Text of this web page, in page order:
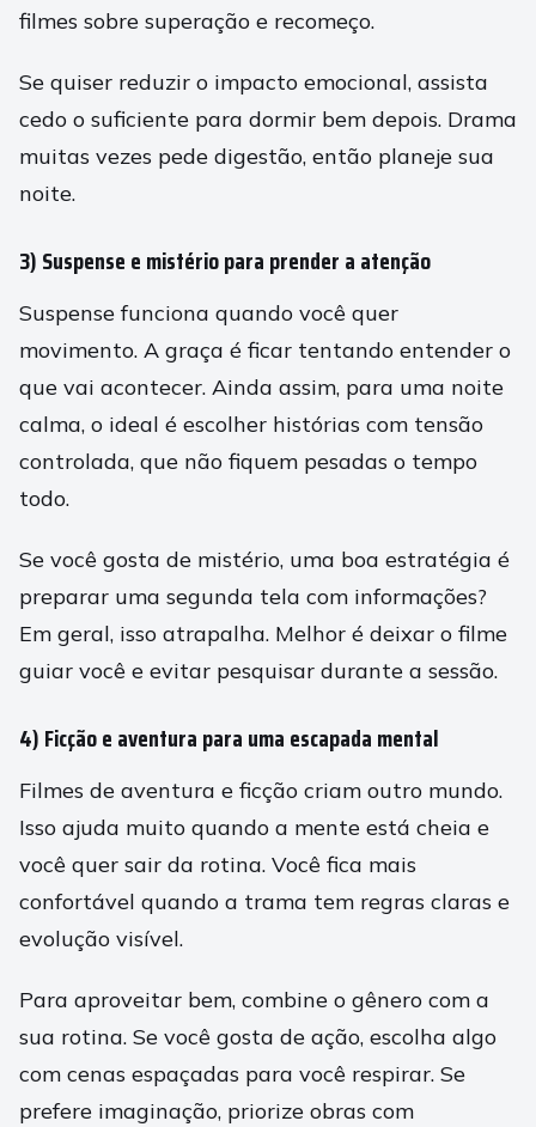
filmes sobre superação e recomeço.
Se quiser reduzir o impacto emocional, assista
cedo o suficiente para dormir bem depois. Drama
muitas vezes pede digestão, então planeje sua
noite.
3) Suspense e mistério para prender a atenção
Suspense funciona quando você quer
movimento. A graça é ficar tentando entender o
que vai acontecer. Ainda assim, para uma noite
calma, o ideal é escolher histórias com tensão
controlada, que não fiquem pesadas o tempo
todo.
Se você gosta de mistério, uma boa estratégia é
preparar uma segunda tela com informações?
Em geral, isso atrapalha. Melhor é deixar o filme
guiar você e evitar pesquisar durante a sessão.
4) Ficção e aventura para uma escapada mental
Filmes de aventura e ficção criam outro mundo.
Isso ajuda muito quando a mente está cheia e
você quer sair da rotina. Você fica mais
confortável quando a trama tem regras claras e
evolução visível.
Para aproveitar bem, combine o gênero com a
sua rotina. Se você gosta de ação, escolha algo
com cenas espaçadas para você respirar. Se
prefere imaginação, priorize obras com